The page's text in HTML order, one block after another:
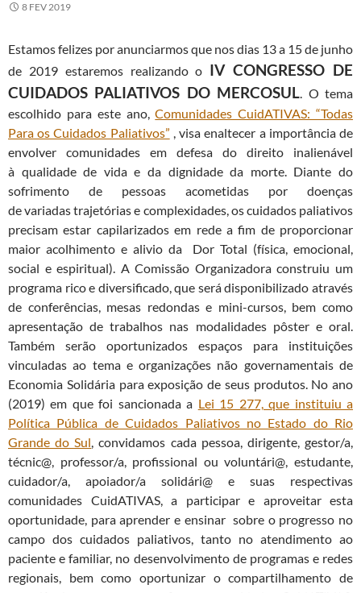
8 FEV 2019
Estamos felizes por anunciarmos que nos dias 13 a 15 de junho
de 2019 estaremos realizando o IV CONGRESSO DE
CUIDADOS PALIATIVOS DO MERCOSUL. O tema
escolhido para este ano,Comunidades CuidATIVAS: “Todas
Para os Cuidados Paliativos” , visa enaltecer a importância de
envolver comunidades em defesa do direito inalienável
à qualidade de vida e da dignidade da morte. Diante do
sofrimento de pessoas acometidas por doenças
de variadas trajetórias e complexidades, os cuidados paliativos
precisam estar capilarizados em rede a fim de proporcionar
maior acolhimento e alivio da Dor Total (física, emocional,
social e espiritual). A Comissão Organizadora construiu um
programa rico e diversificado, que será disponibilizado através
de conferências, mesas redondas e mini-cursos, bem como
apresentação de trabalhos nas modalidades pôster e oral.
Também serão oportunizados espaços para instituições
vinculadas ao tema e organizações não governamentais de
Economia Solidária para exposição de seus produtos. No ano
(2019) em que foi sancionada a Lei 15 277, que instituiu a
Política Pública de Cuidados Paliativos no Estado do Rio
Grande do Sul, convidamos cada pessoa, dirigente, gestor/a,
técnic@, professor/a, profissional ou voluntári@, estudante,
cuidador/a, apoiador/a solidári@ e suas respectivas
comunidades CuidATIVAS, a participar e aproveitar esta
oportunidade, para aprender e ensinar sobre o progresso no
campo dos cuidados paliativos, tanto no atendimento ao
paciente e familiar, no desenvolvimento de programas e redes
regionais, bem como oportunizar o compartilhamento de